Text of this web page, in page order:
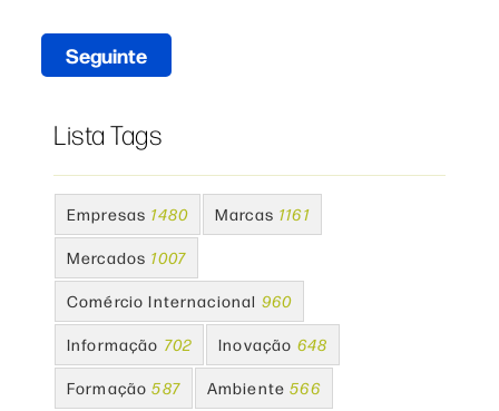
Seguinte
Lista Tags
Empresas 1480 Marcas 1161
Mercados 1007
Comércio Internacional 960
Informação 702 Inovação 648
Formação 587 Ambiente 566